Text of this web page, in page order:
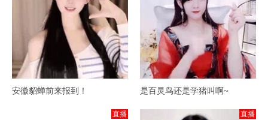
安徽貂蝉前来报到！ 是百灵鸟还是学猪叫啊~
直播 直播